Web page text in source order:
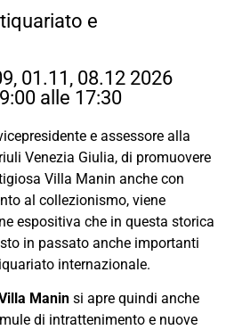
e
01.11, 08.12 2026
alle 17:30
e assessore alla
Venezia Giulia, di promuovere
Villa Manin anche con
al collezionismo, viene
espositiva che in questa storica
in passato anche importanti
internazionale.
Manin si apre quindi anche
di intrattenimento e nuove